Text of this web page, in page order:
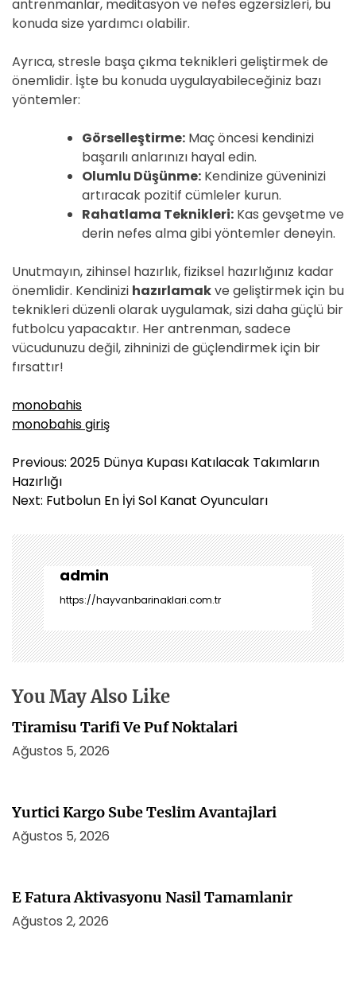
antrenmanlar, meditasyon ve nefes egzersizleri, bu
konuda size yardımcı olabilir.
Ayrıca, stresle başa çıkma teknikleri geliştirmek de
önemlidir. İşte bu konuda uygulayabileceğiniz bazı
yöntemler:
Görselleştirme: Maç öncesi kendinizi
başarılı anlarınızı hayal edin.
Olumlu Düşünme: Kendinize güveninizi
artıracak pozitif cümleler kurun.
Rahatlama Teknikleri: Kas gevşetme ve
derin nefes alma gibi yöntemler deneyin.
Unutmayın, zihinsel hazırlık, fiziksel hazırlığınız kadar
önemlidir. Kendinizi hazırlamakve geliştirmek için bu
teknikleri düzenli olarak uygulamak, sizi daha güçlü bir
futbolcu yapacaktır. Her antrenman, sadece
vücudunuzu değil, zihninizi de güçlendirmek için bir
fırsattır!
monobahis
monobahis giriş
Y
a
z
g
e
z
i
n
m
e
i
Previous: 2025 Dünya Kupası Katılacak Takımların
Hazırlığı
Next: Futbolun En İyi Sol Kanat Oyuncuları
admin
https://hayvanbarinaklari.com.tr
You May Also Like
Tiramisu Tarifi Ve Puf Noktalari
Ağustos 5, 2026
Yurtici Kargo Sube Teslim Avantajlari
Ağustos 5, 2026
E Fatura Aktivasyonu Nasil Tamamlanir
Ağustos 2, 2026